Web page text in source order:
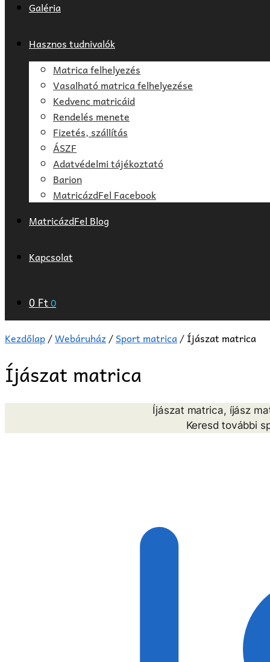
Galéria
Hasznos tudnivalók
Matrica felhelyezés
Vasalható matrica felhelyezése
Kedvenc matricáid
Rendelés menete
Fizetés, szállítás
ÁSZF
Adatvédelmi tájékoztató
Barion
MatricázdFel Facebook
MatricázdFel Blog
Kapcsolat
0 Ft0
Kezdőlap/Webáruház/Sport matrica/Íjászat matrica
Íjászat matrica
Íjászat matrica, íjász
Keresd további